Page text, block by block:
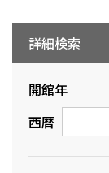
詳細検索
開館年
西暦